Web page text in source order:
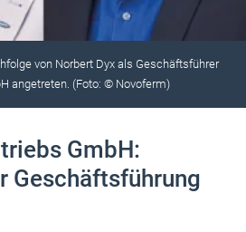
von Norbert Dyx als Geschäftsführer
angetreten. (Foto: © Novoferm)
GmbH:
Geschäftsführung